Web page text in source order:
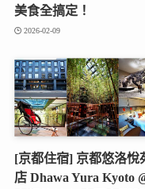
美食全搞定！
2026-02-09
[京都住宿] 京都悠洛悅
店 Dhawa Yura Kyoto